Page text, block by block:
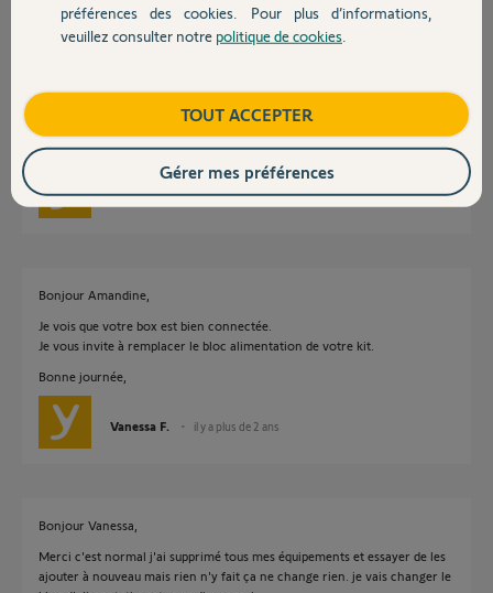
Contact
Je vois que votre kit est bien connecté mais aucun produit n'est associé.
Bonne journée,
Vanessa F. il y a plus de 2 ans
Bonjour Amandine,
Je vois que votre box est bien connectée.
Je vous invite à remplacer le bloc alimentation de votre kit.
Bonne journée,
Vanessa F. il y a plus de 2 ans
Bonjour Vanessa,
Merci c'est normal j'ai supprimé tous mes équipements et essayer de les
ajouter à nouveau mais rien n'y fait ça ne change rien. je vais changer le
préférences des cookies. Pour plus d’informations,
veuillez consulter notre politique de cookies
TOUT ACCEPTER
Gérer mes préférences